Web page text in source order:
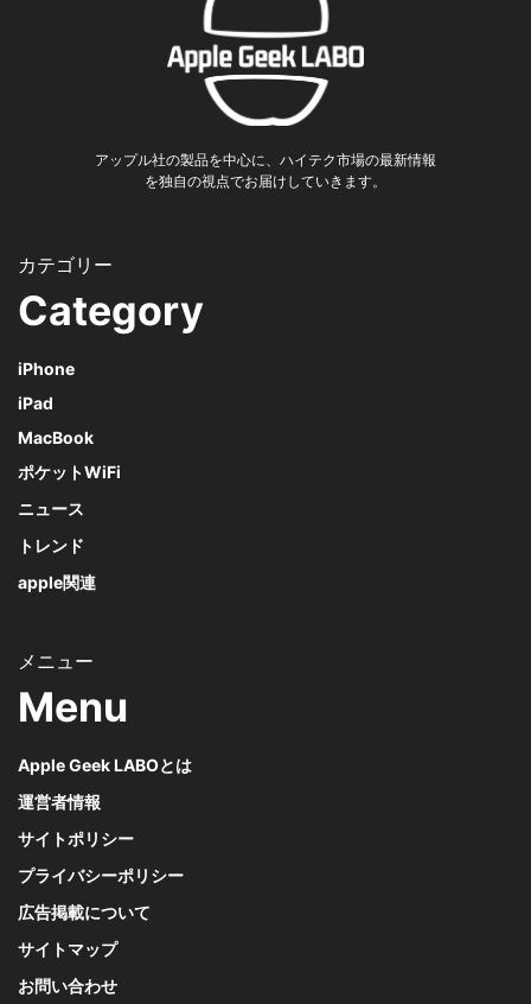
アップル社の製品を中心に、ハイテク市場の最新情報
を独自の視点でお届けしていきます。
Category
iPhone
iPad
MacBook
ポケットWiFi
ニュース
トレンド
apple関連
Menu
Apple Geek LABOとは
運営者情報
サイトポリシー
プライバシーポリシー
広告掲載について
サイトマップ
お問い合わせ